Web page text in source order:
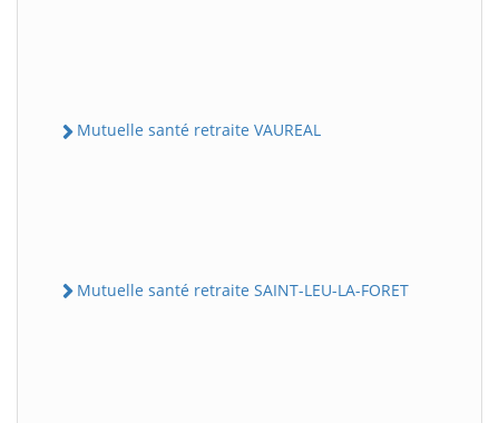
Mutuelle santé retraite VAUREAL
Mutuelle santé retraite SAINT-LEU-LA-FORET